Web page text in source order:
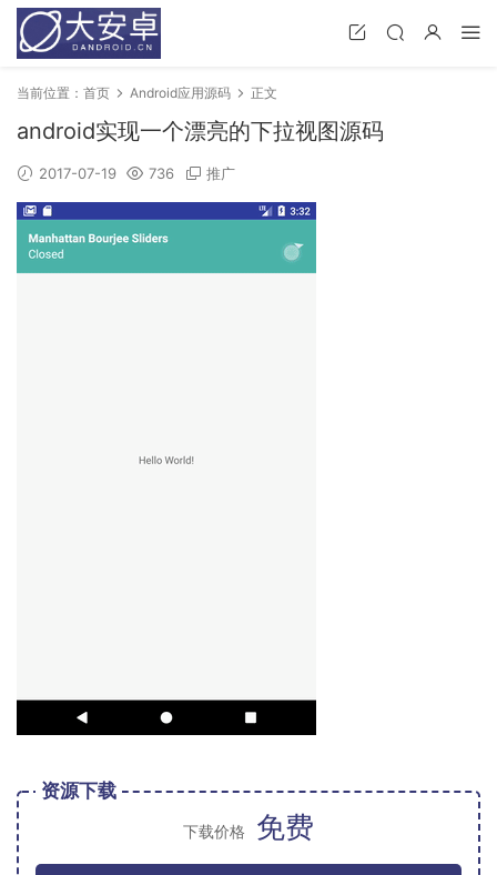
当前位置： 首页 Android应用源码 正文
android实现一个漂亮的下拉视图源码
2017-07-19 736 推广
资源下载
下载价格 免费